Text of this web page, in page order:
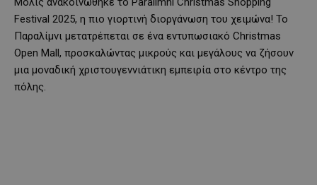
Festival 2025, η πιο γιορτινή διοργάνωση του χειμώνα! Το
Παραλίμνι μετατρέπεται σε ένα εντυπωσιακό Christmas
Open Mall, προσκαλώντας μικρούς και μεγάλους να ζήσουν
μια μοναδική χριστουγεννιάτικη εμπειρία στο κέντρο της
πόλης.